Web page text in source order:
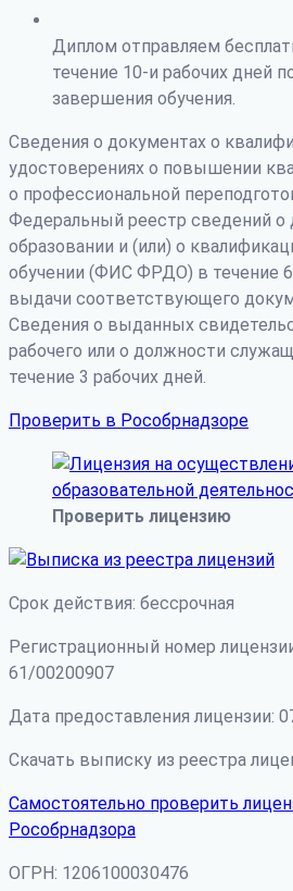
Диплом отправляем
течение 10-и рабочих дней
завершения обучения.
Сведения о документах о
удостоверениях о повышении
о профессиональной
Федеральный реестр сведений о
образовании и (или) о
обучении (ФИС ФРДО) в течение
выдачи соответствующего
Сведения о выданных
рабочего или о должности
течение 3 рабочих дней.
Проверить в Рособрнадзоре
Проверить лицензию
Срок действия: бессрочная
Регистрационный номер
61/00200907
Дата предоставления лицензии:
Скачать выписку из реестра
Самостоятельно проверить
Рособрнадзора
ОГРН: 1206100030476